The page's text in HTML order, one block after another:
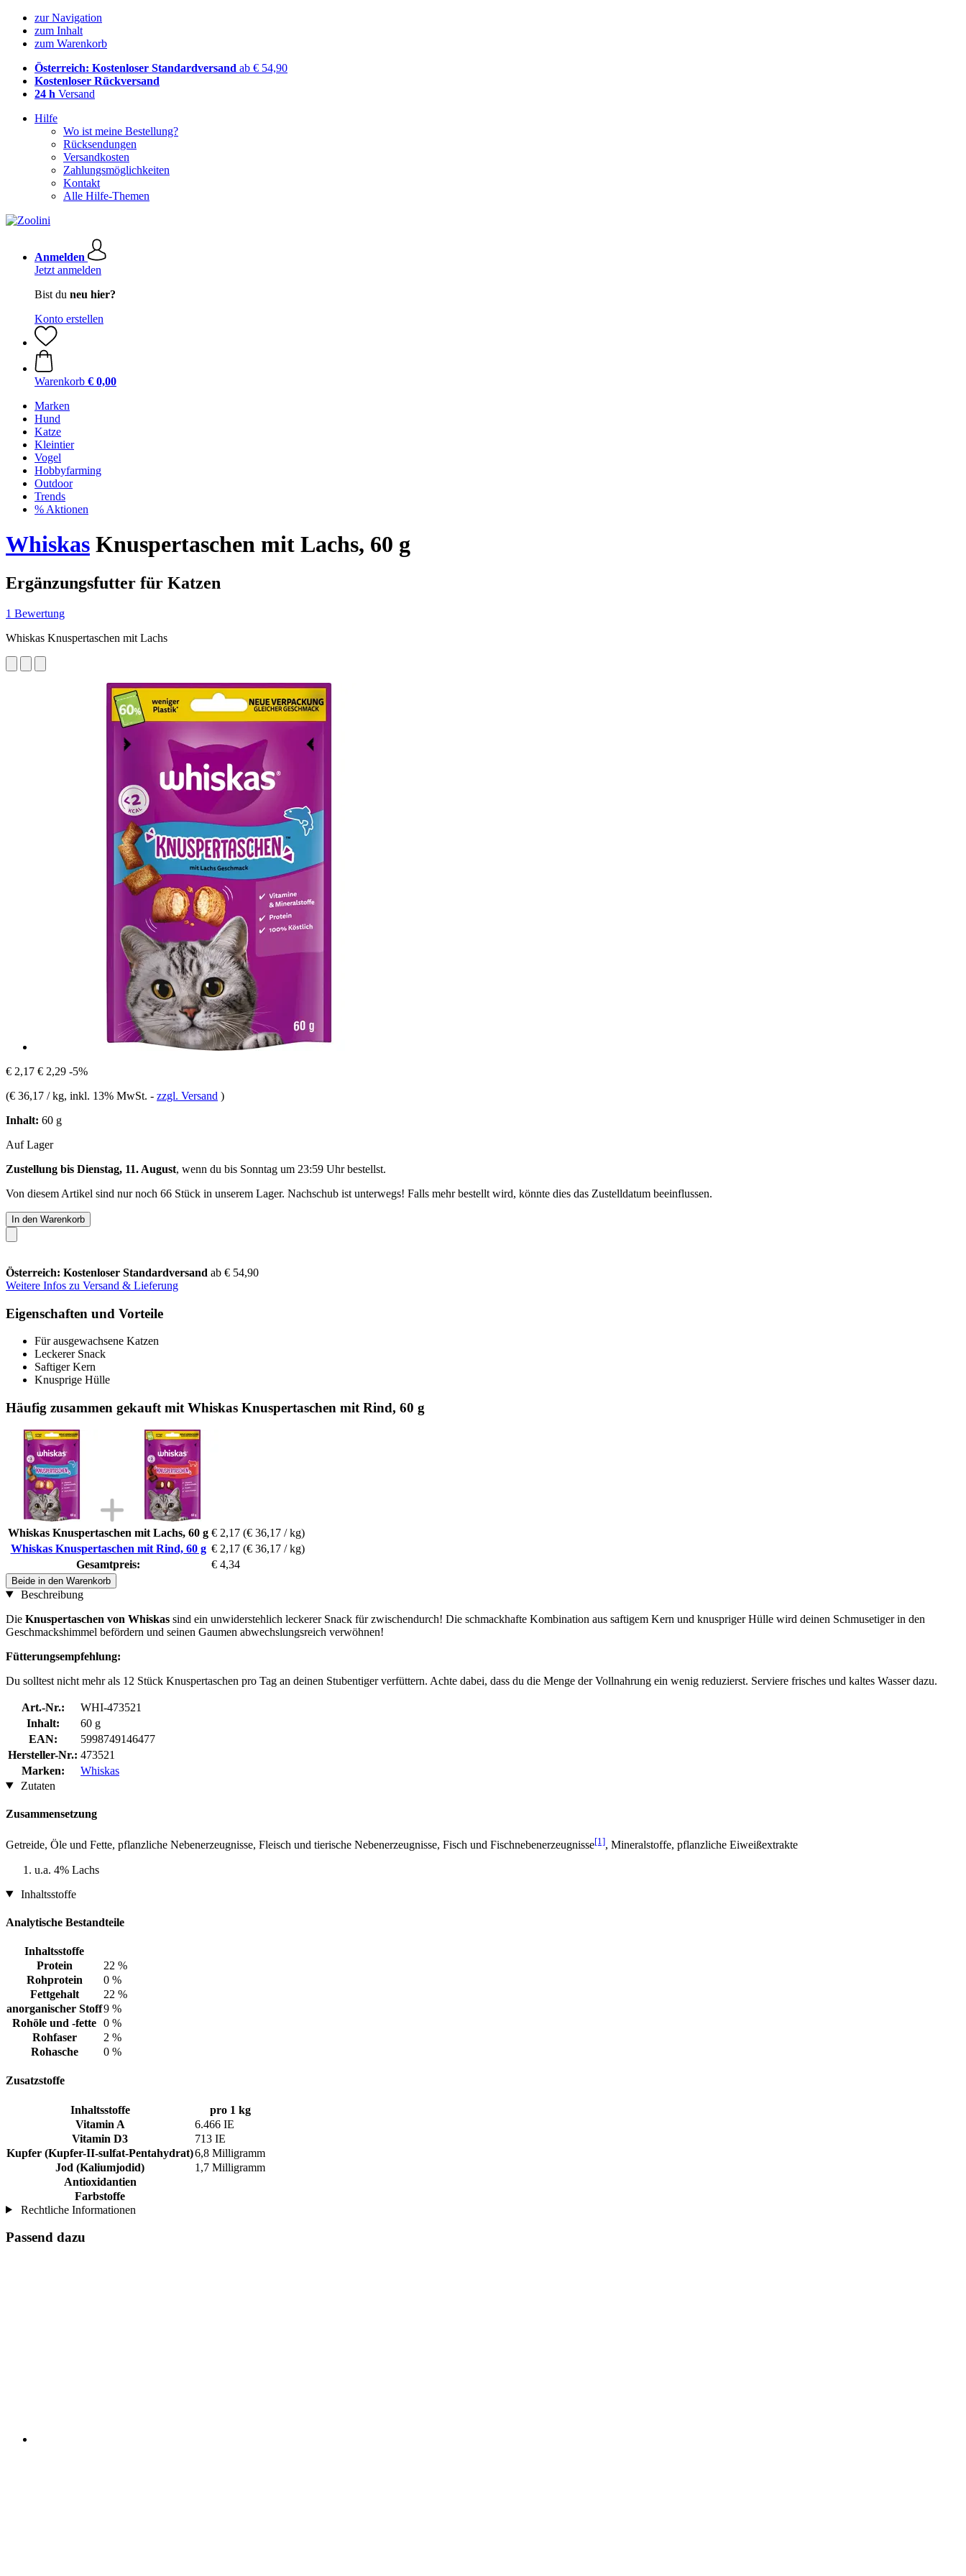
zur Navigation
zum Inhalt
zum Warenkorb
Österreich: Kostenloser Standardversand ab € 54,90
Kostenloser Rückversand
24 h Versand
Hilfe
Wo ist meine Bestellung?
Rücksendungen
Versandkosten
Zahlungsmöglichkeiten
Kontakt
Alle Hilfe-Themen
Anmelden
Jetzt anmelden
Bist du neu hier?
Konto erstellen
Warenkorb € 0,00
Marken
Hund
Katze
Kleintier
Vogel
Hobbyfarming
Outdoor
Trends
% Aktionen
Whiskas Knuspertaschen mit Lachs, 60 g
Ergänzungsfutter für Katzen
1 Bewertung
Whiskas Knuspertaschen mit Lachs
€ 2,17 € 2,29 -5%
(€ 36,17 / kg, inkl. 13% MwSt. - zzgl. Versand )
Inhalt: 60 g
Auf Lager
Zustellung bis Dienstag, 11. August, wenn du bis Sonntag um 23:59 Uhrbestellst.
Von diesem Artikel sind nur noch 66 Stück in unserem Lager. Nachschub ist unterwegs! Falls mehr bestellt wird, könnte dies das Zustelldatum beeinflussen.
In den Warenkorb
Österreich: Kostenloser Standardversand ab € 54,90
Weitere Infos zu Versand & Lieferung
Eigenschaften und Vorteile
Für ausgewachsene Katzen
Leckerer Snack
Saftiger Kern
Knusprige Hülle
Häufig zusammen gekauft mit Whiskas Knuspertaschen mit Rind, 60 g
Whiskas Knuspertaschen mit Lachs, 60 g € 2,17 (€ 36,17 / kg)
Whiskas Knuspertaschen mit Rind, 60 g € 2,17 (€ 36,17 / kg)
Gesamtpreis:
€ 4,34
Beide in den Warenkorb
Beschreibung
Die Knuspertaschen von Whiskas sind ein unwiderstehlich leckerer Snack für zwischendurch! Die schmackhafte Kombination aus saftigem Kern und knuspriger Hülle wird deinen Schmusetiger in den
Geschmackshimmel befördern und seinen Gaumen abwechslungsreich verwöhnen!
Fütterungsempfehlung:
Du solltest nicht mehr als 12 Stück Knuspertaschen pro Tag an deinen Stubentiger verfüttern. Achte dabei, dass du die Menge der Vollnahrung ein wenig reduzierst. Serviere frisches und kaltes Wasser dazu.
Art.-Nr.:
WHI-473521
Inhalt:
60 g
EAN:
5998749146477
Hersteller-Nr.: 473521
Marken:
Whiskas
Zutaten
Zusammensetzung
Getreide, Öle und Fette, pflanzliche Nebenerzeugnisse, Fleisch und tierische Nebenerzeugnisse, Fisch und Fischnebenerzeugnisse[1], Mineralstoffe, pflanzliche Eiweißextrakte
u.a. 4% Lachs
Inhaltsstoffe
Analytische Bestandteile
Inhaltsstoffe
Protein
22 %
Rohprotein
0 %
Fettgehalt
22 %
anorganischer Stoff9 %
Rohöle und -fette 0 %
Rohfaser
2 %
Rohasche
0 %
Zusatzstoffe
Inhaltsstoffe
pro 1 kg
Vitamin A
6.466 IE
Vitamin D3
713 IE
Kupfer (Kupfer-II-sulfat-Pentahydrat)6,8 Milligramm
Jod (Kaliumjodid)
1,7 Milligramm
Antioxidantien
Farbstoffe
Rechtliche Informationen
Passend dazu